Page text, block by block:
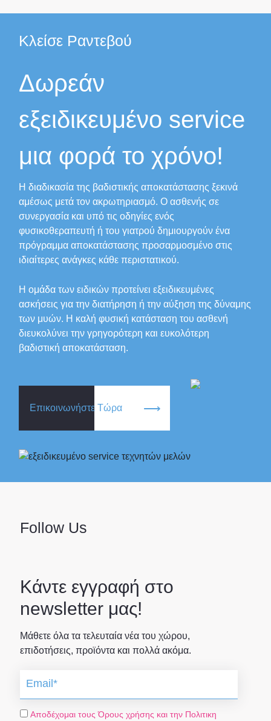
Κλείσε Ραντεβού
Δωρεάν
εξειδικευμένο service
μια φορά το χρόνο!
Η διαδικασία της βαδιστικής αποκατάστασης ξεκινά
αμέσως μετά τον ακρωτηριασμό. Ο ασθενής σε
συνεργασία και υπό τις οδηγίες ενός
φυσικοθεραπευτή ή του γιατρού δημιουργούν ένα
πρόγραμμα αποκατάστασης προσαρμοσμένο στις
ιδιαίτερες ανάγκες κάθε περιστατικού.
Η ομάδα των ειδικών προτείνει εξειδικευμένες
ασκήσεις για την διατήρηση ή την αύξηση της δύναμης
των μυών. Η καλή φυσική κατάσταση του ασθενή
διευκολύνει την γρηγορότερη και ευκολότερη
βαδιστική αποκατάσταση.
Επικοινωνήστε Τώρα
Follow Us
Κάντε εγγραφή στο
newsletter μας!
Μάθετε όλα τα τελευταία νέα του χώρου,
επιδοτήσεις, προϊόντα και πολλά ακόμα.
Αποδέχομαι τους Όρους χρήσης και την Πολιτικη